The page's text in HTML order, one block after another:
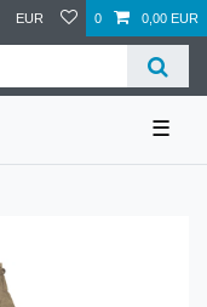
EUR 0 0,00 EUR
☰